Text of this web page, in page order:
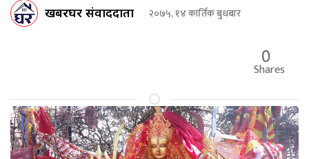
खबरघर संवाददाता २०७५, १४ कार्तिक बुधबार
0
Shares